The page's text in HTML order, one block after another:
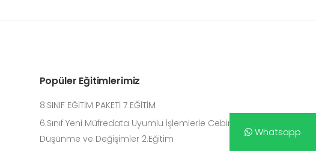
Popüler Eğitimlerimiz
8.SINIF EĞİTİM PAKETİ 7 EĞİTİM
6.Sınıf Yeni Müfredata Uyumlu İşlemlerle Cebirsel
Düşünme ve Değişimler 2.Eğitim
Whatsapp